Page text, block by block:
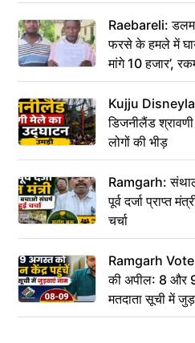
Raebareli: डलमऊ
फरसे के हमले में
मांगे 10 हजार’,
Kujju
डिजनीलैंड
लोगों की भीड़
Ramgarh:
पूर्व दर्जा प्राप्त
चर्चा
Ramgarh
की अपील: 8 और
मतदाता सूची में